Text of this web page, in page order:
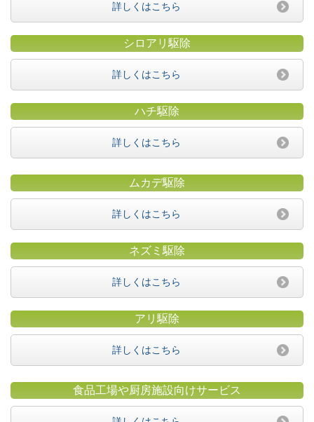
詳しくはこちら
シロアリ駆除
詳しくはこちら
ハチ駆除
詳しくはこちら
ムカデ駆除
詳しくはこちら
ネズミ駆除
詳しくはこちら
アリ駆除
詳しくはこちら
食品工場や厨房施設向けサービス